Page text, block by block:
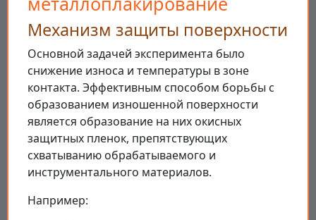
Механизм защиты поверхности
Основной задачей эксперимента было
снижение износа и температуры в зоне
контакта. Эффективным способом борьбы с
образованием изношенной поверхности
является образование на них окисных
защитных пленок, препятствующих
схватыванию обрабатываемого и
инструментального материалов.
Например: